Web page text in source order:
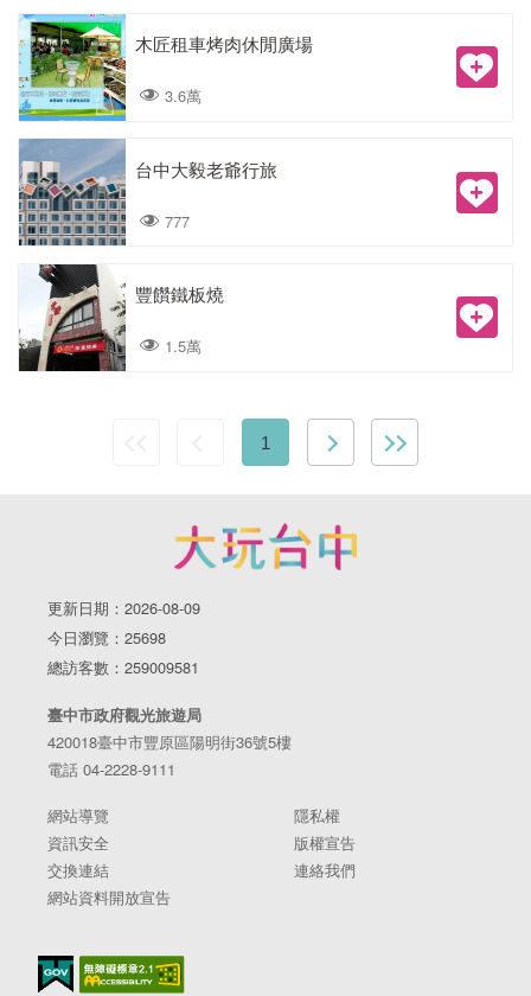
木匠租車烤肉休閒廣場
3.6萬
台中大毅老爺行旅
777
豐饡鐵板燒
1.5萬
1
更新日期：2026-08-09
今日瀏覽：25698
總訪客數：259009581
臺中市政府觀光旅遊局
420018臺中市豐原區陽明街36號5樓
電話 04-2228-9111
網站導覽
隱私權
資訊安全
版權宣告
交換連結
連絡我們
網站資料開放宣告